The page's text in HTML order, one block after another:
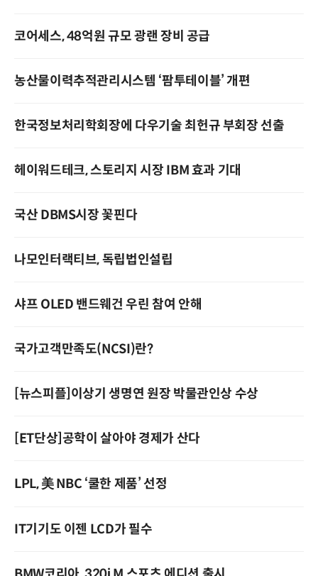
코어세스, 48억원 규모 광랜 장비 공급
농산물이력추적관리시스템 ‘팜투테이블’ 개편
한국정보처리학회장에 다우기술 최헌규 부회장 선출
헤이워드테크, 스토리지 시장 IBM 효과 기대
국산 DBMS시장 꽃핀다
나모인터랙티브, 독립법인설립
샤프 OLED 밴드웨건 우린 참여 안해
국가고객만족도(NCSI)란?
[뉴스피플]이상기 생명연 원장 박물관인상 수상
[ET단상]공학이 살아야 경제가 산다
LPL, 美 NBC ‘쿨한 제품’ 선정­
IT기기도 이젠 LCD가 필수